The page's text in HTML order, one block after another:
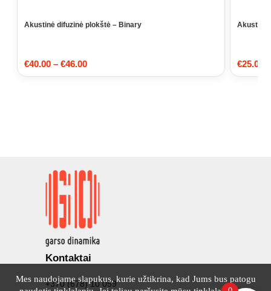
Akustinė difuzinė plokštė – Binary
€40.00 – €46.00Price
Akustinė
€25.00
Kontaktai
+370 (678) 10 059
Mes naudojame slapukus, kurie užtikrina, kad Jums bus patogu